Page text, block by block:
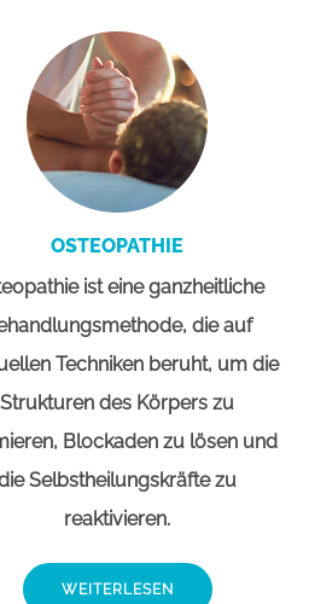
OSTEOPATHIE
ist eine ganzheitliche
die auf
Techniken beruht, um die
Strukturen des Körpers zu
Blockaden zu lösen und
Selbstheilungskräfte zu
reaktivieren.
WEITERLESEN